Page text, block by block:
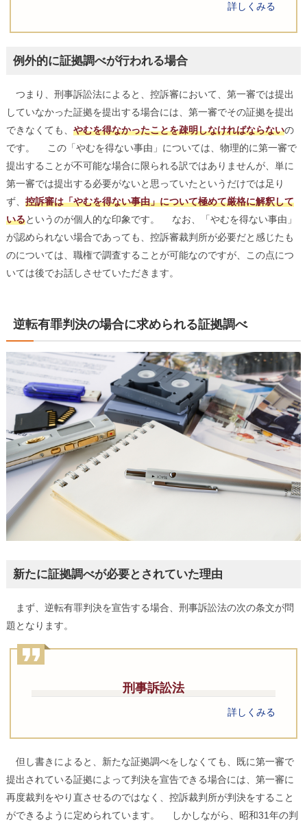
詳しくみる
例外的に証拠調べが行われる場合
つまり、刑事訴訟法によると、控訴審において、第一審では提出
していなかった証拠を提出する場合には、第一審でその証拠を提出
できなくても、 やむを得なかったことを疎明しなければならないの
です。 この「やむを得ない事由」については、物理的に第一審で
提出することが不可能な場合に限られる訳ではありませんが、単に
第一審では提出する必要がないと思っていたというだけでは足り
ず、 控訴審は「やむを得ない事由」について極めて厳格に解釈して
いるというのが個人的な印象です。 なお、「やむを得ない事由」
が認められない場合であっても、控訴審裁判所が必要だと感じたも
のについては、職権で調査することが可能なのですが、この点につ
いては後でお話しさせていただきます。
逆転有罪判決の場合に求められる証拠調べ
新たに証拠調べが必要とされていた理由
まず、逆転有罪判決を宣告する場合、刑事訴訟法の次の条文が問
題となります。
刑事訴訟法
詳しくみる
但し書きによると、新たな証拠調べをしなくても、既に第一審で
提出されている証拠によって判決を宣告できる場合には、第一審に
再度裁判をやり直させるのではなく、控訴裁判所が判決をすること
ができるように定められています。 しかしながら、昭和31年の判